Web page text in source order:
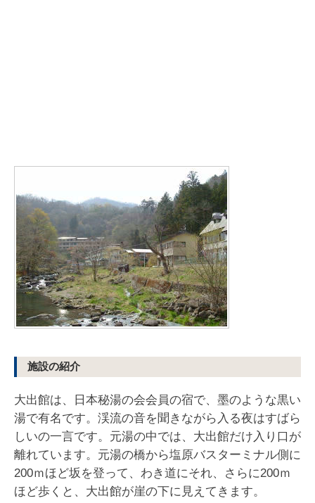
施設の紹介
大出館は、日本秘湯の会会員の宿で、墨のような黒い
湯で有名です。渓流の音を聞きながら入る夜はすばら
しいの一言です。元湯の中では、大出館だけ入り口が
離れています。元湯の橋から塩原バスターミナル側に
200ｍほど坂を登って、わき道にそれ、さらに200ｍ
ほど歩くと、大出館が崖の下に見えてきます。